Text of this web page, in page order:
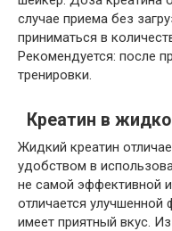
случае приема без
приниматься в
Рекомендуется: после
тренировки.
Креатин в
Жидкий креатин
удобством в
не самой эффективной
отличается улучшенной
имеет приятный вкус.